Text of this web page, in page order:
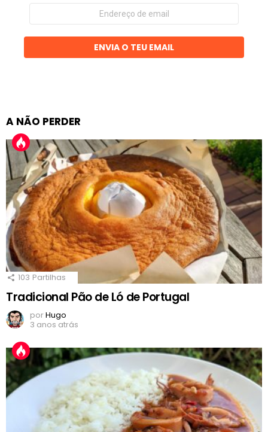
Endereço
email
ENVIA O TEU EMAIL
A NÃO PERDER
103 Partilhas
Tradicional Pão de Ló de Portugal
porHugo
3 anos atrás